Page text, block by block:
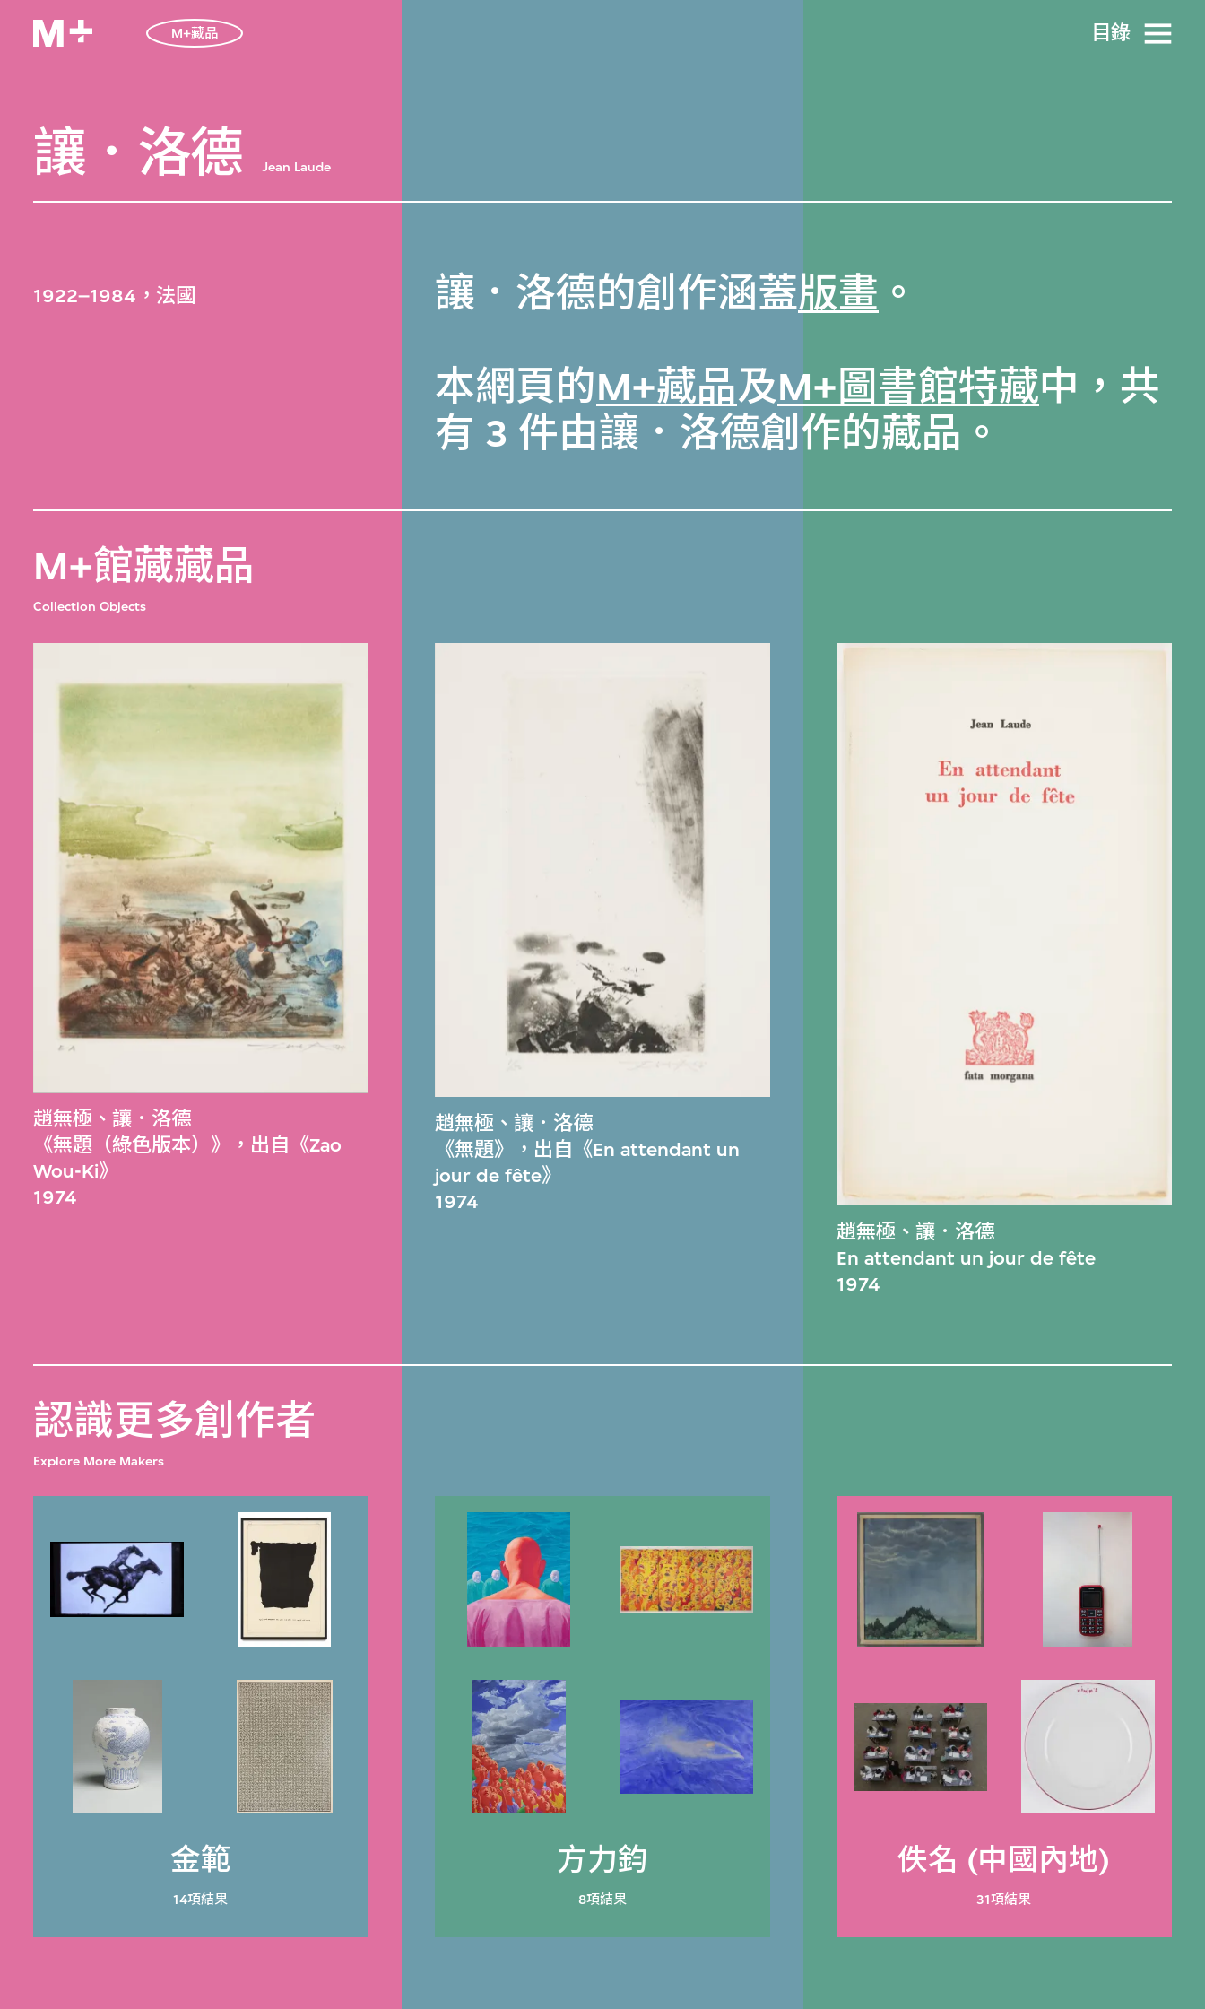
M+藏品 目​錄
讓．洛德 Jean Laude
1922–1984，法國 讓．洛德的創作涵蓋版畫 。
本網頁的M+藏品及M+圖書館特藏中，共
有 3 件由讓．洛德創作的藏品。
M+館藏藏品
Collection Objects
趙無極 、讓．洛德
《無題（綠色版本）》，出自《Zao
Wou-Ki》
1974
趙無極 、讓．洛德
《無題》，出自《En attendant un
jour de fête》
1974
趙無極 、讓．洛德
En attendant un jour de fête
1974
認識更多創作者
Explore More Makers
金範
14項結果
方力鈞
8項結果
佚名 (中國內地)
31項結果